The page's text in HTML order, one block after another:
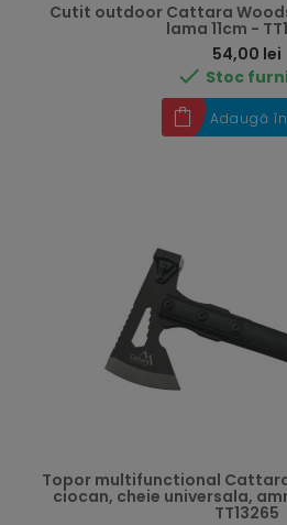
Cutit outdoor Cattara
lama 11cm -
54,00 lei
 Stoc
Adaugă
Topor multifunctional
ciocan, cheie universala,
TT13265